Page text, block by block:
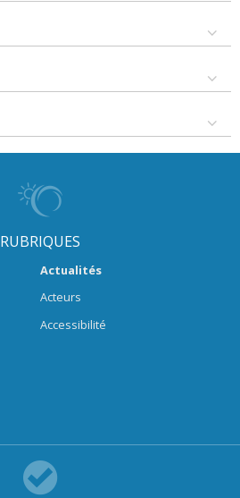
RUBRIQUES
Actualités
Acteurs
Accessibilité